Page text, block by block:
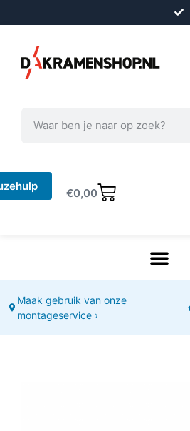
€0,00
Maak gebruik van onze
montageservice ›